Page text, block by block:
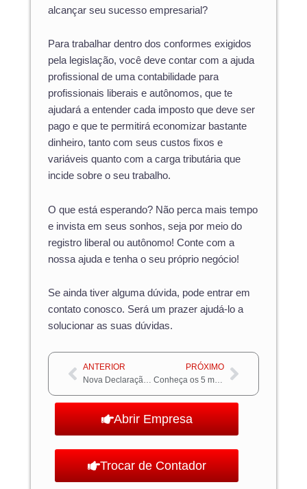
alcançar seu sucesso empresarial?
Para trabalhar dentro dos conformes exigidos
pela legislação, você deve contar com a ajuda
profissional de uma contabilidade para
profissionais liberais e autônomos, que te
ajudará a entender cada imposto que deve ser
pago e que te permitirá economizar bastante
dinheiro, tanto com seus custos fixos e
variáveis quanto com a carga tributária que
incide sobre o seu trabalho.
O que está esperando? Não perca mais tempo
e invista em seus sonhos, seja por meio do
registro liberal ou autônomo! Conte com a
nossa ajuda e tenha o seu próprio negócio!
Se ainda tiver alguma dúvida, pode entrar em
contato conosco. Será um prazer ajudá-lo a
solucionar as suas dúvidas.
Anterior
ANTERIOR
Nova Declaração Receita Federal: E-Financeira
PRÓXIMO
Conheça os 5 melhores sistemas para gerenciar seu restaurantePróximo
Abrir Empresa
Trocar de Contador